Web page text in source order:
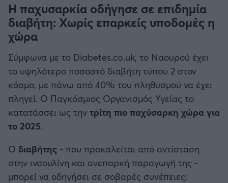
Η παχυσαρκία οδήγησε σε επιδημία
διαβήτη: Χωρίς επαρκείς υποδομές η
χώρα
Σύμφωνα με το Diabetes.co.uk, το Ναουρού έχει
το υψηλότερο ποσοστό διαβήτη τύπου 2 στον
κόσμο, με πάνω από 40% του πληθυσμού να έχει
πληγεί. Ο Παγκόσμιος Οργανισμός Υγείας το
κατατάσσει ως την τρίτη πιο παχύσαρκη χώρα για
το 2025.
Ο διαβήτης - που προκαλείται από αντίσταση
στην ινσουλίνη και ανεπαρκή παραγωγή της -
μπορεί να οδηγήσει σε σοβαρές συνέπειες: